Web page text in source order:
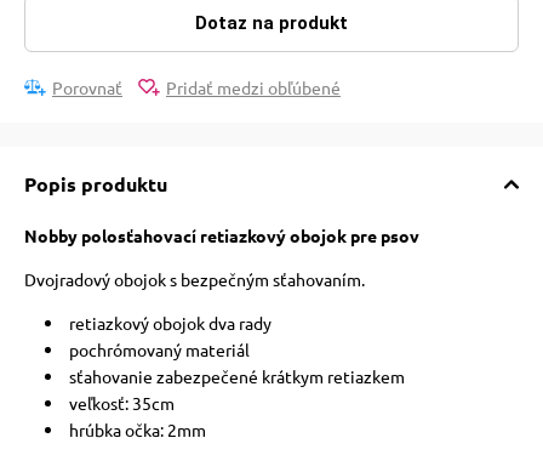
mačky
podložky
Dotaz na produkt
Porovnať Pridať medzi obľúbené
Popis produktu
Nobby polosťahovací retiazkový obojok pre psov
Dvojradový obojok s bezpečným sťahovaním.
retiazkový obojok dva rady
pochrómovaný materiál
sťahovanie zabezpečené krátkym retiazkem
veľkosť: 35cm
hrúbka očka: 2mm